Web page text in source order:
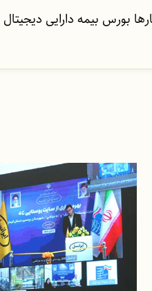
بورس بیمهدارایی دیجیتال